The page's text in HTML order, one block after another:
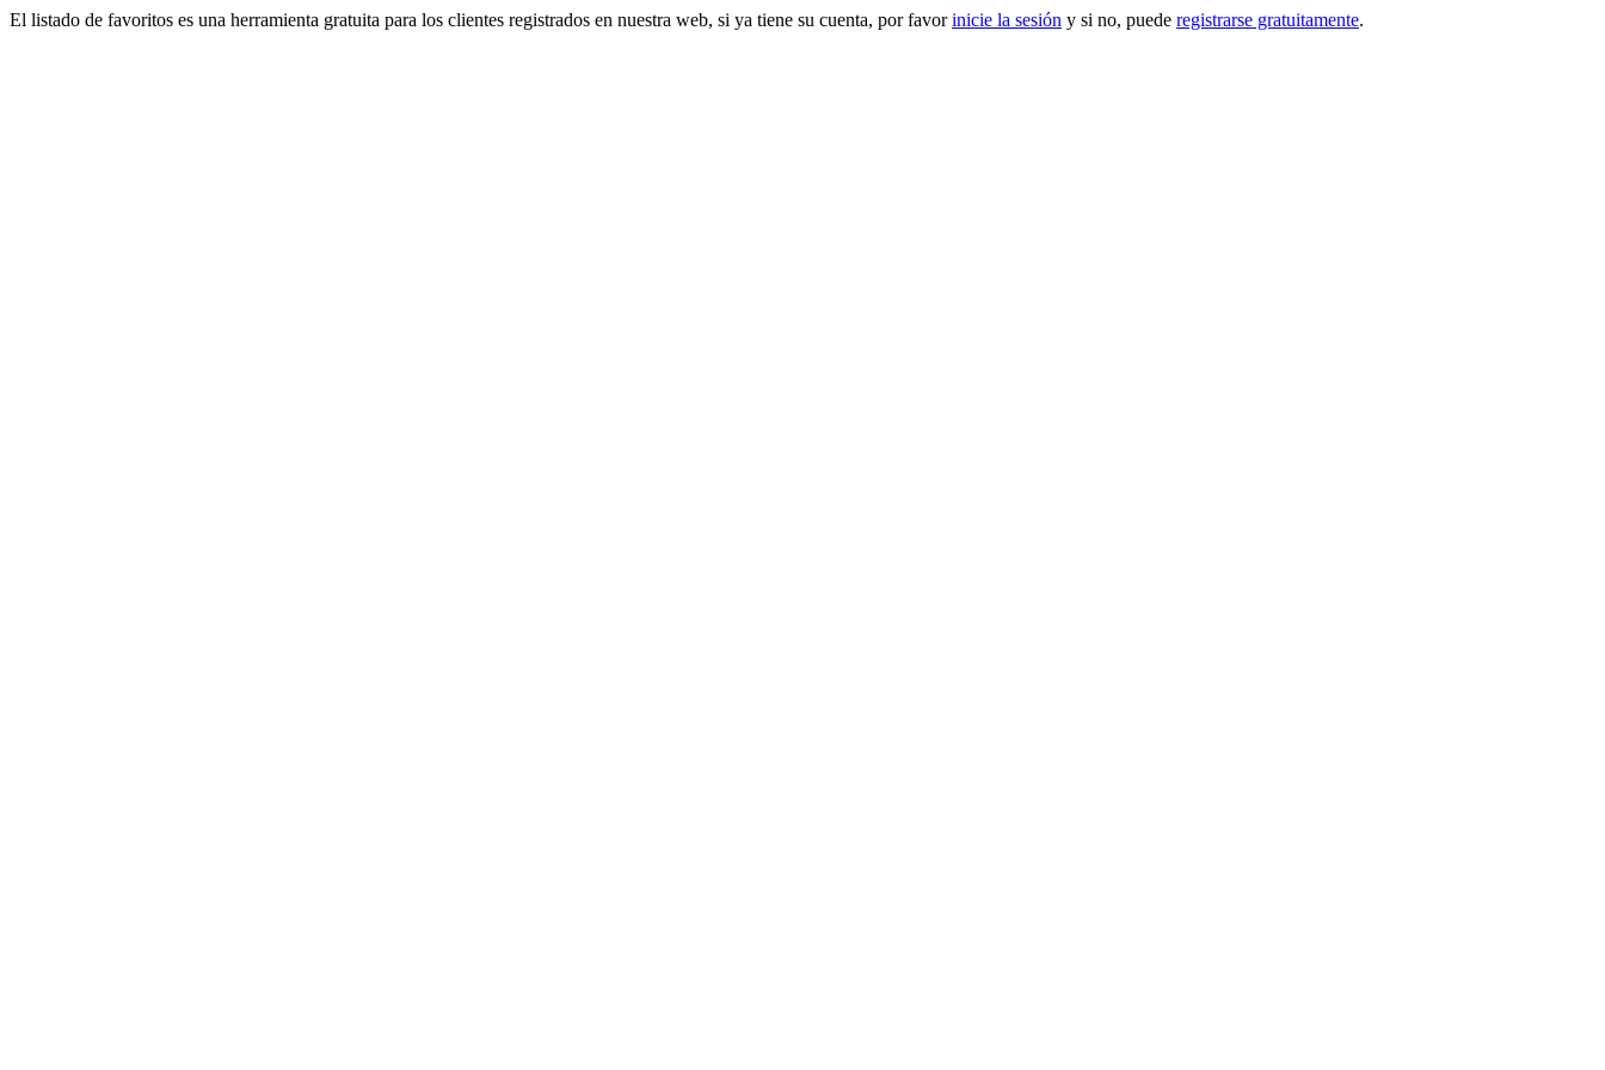
El listado de favoritos es una herramienta gratuita para los clientes registrados en nuestra web, si ya tiene su cuenta, por favorinicie la sesión y si no, puede registrarse gratuitamente.